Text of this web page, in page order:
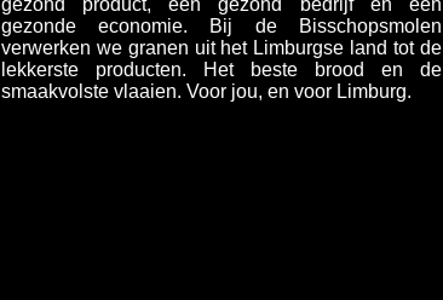
gezonde economie. Bij de Bisschopsmolen
verwerken we granen uit het Limburgse land tot de
lekkerste producten. Het beste brood en de
smaakvolste vlaaien. Voor jou, en voor Limburg.